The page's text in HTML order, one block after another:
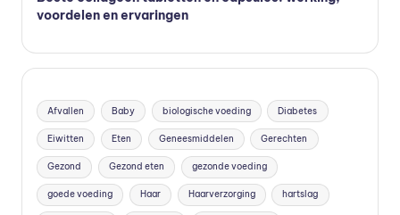
voordelen en ervaringen
Afvallen Baby biologische voeding Diabetes
Eiwitten Eten Geneesmiddelen Gerechten
Gezond Gezond eten gezonde voeding
goede voeding Haar Haarverzorging hartslag